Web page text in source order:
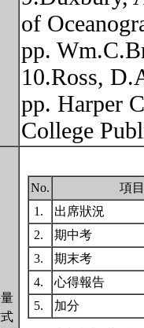
of
pp.
10.Ross,
pp. Harper
College
No. 項目
1.
出席狀況
2.
期中考
3.
期末考
4.
心得報告
5.
加分